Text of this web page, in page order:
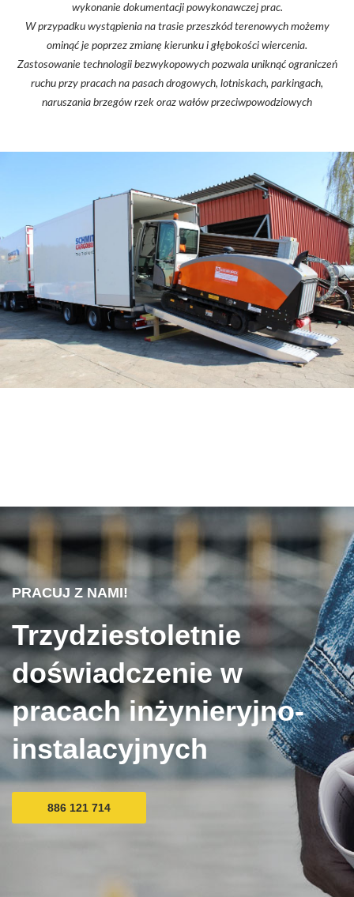
wykonanie dokumentacji powykonawczej prac.
W przypadku wystąpienia na trasie przeszkód terenowych możemy
ominąć je poprzez zmianę kierunku i głębokości wiercenia.
Zastosowanie technologii bezwykopowych pozwala uniknąć ograniczeń
ruchu przy pracach na pasach drogowych, lotniskach, parkingach,
naruszania brzegów rzek oraz wałów przeciwpowodziowych
PRACUJ Z NAMI!
Trzydziestoletnie
doświadczenie w
pracach inżynieryjno-
instalacyjnych
886 121 714